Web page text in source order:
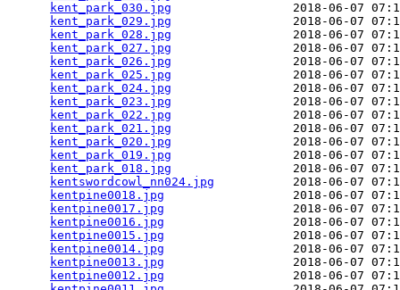
kent_park_030.jpg
2018-06-07
kent_park_029.jpg
2018-06-07
kent_park_028.jpg
2018-06-07
kent_park_027.jpg
2018-06-07
kent_park_026.jpg
2018-06-07
kent_park_025.jpg
2018-06-07
kent_park_024.jpg
2018-06-07
kent_park_023.jpg
2018-06-07
kent_park_022.jpg
2018-06-07
kent_park_021.jpg
2018-06-07
kent_park_020.jpg
2018-06-07
kent_park_019.jpg
2018-06-07
kent_park_018.jpg
2018-06-07
kentswordcowl_nn024.jpg
2018-06-07
kentpine0018.jpg
2018-06-07
kentpine0017.jpg
2018-06-07
kentpine0016.jpg
2018-06-07
kentpine0015.jpg
2018-06-07
kentpine0014.jpg
2018-06-07
kentpine0013.jpg
2018-06-07
kentpine0012.jpg
2018-06-07